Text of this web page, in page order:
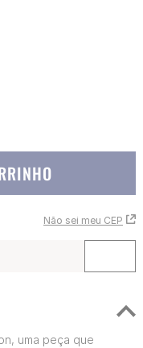
Não sei meu CEP
uma peça que